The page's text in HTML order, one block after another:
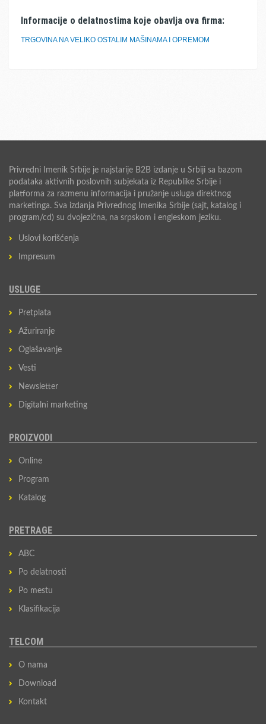
Informacije o delatnostima koje obavlja ova firma:
TRGOVINA NA VELIKO OSTALIM MAŠINAMA I OPREMOM
Privredni Imenik Srbije je najstarije B2B izdanje u Srbiji sa bazom
podataka aktivnih poslovnih subjekata iz Republike Srbije i
platforma za razmenu informacija i pružanje usluga direktnog
marketinga. Sva izdanja Privrednog Imenika Srbije (sajt, katalog i
program/cd) su dvojezična, na srpskom i engleskom jeziku.
Uslovi korišćenja
Impresum
USLUGE
Pretplata
Ažuriranje
Oglašavanje
Vesti
Newsletter
Digitalni marketing
PROIZVODI
Online
Program
Katalog
PRETRAGE
ABC
Po delatnosti
Po mestu
Klasifikacija
TELCOM
O nama
Download
Kontakt